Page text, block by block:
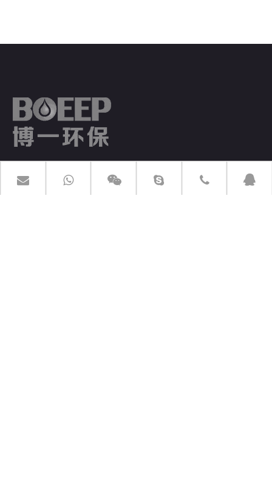
ブーツは廃水処理装置の製造業者およびエンジニアリングサービス企